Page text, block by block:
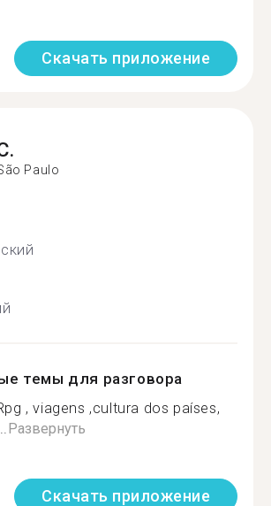
Скачать приложение
Paulo
темы для разговора
, viagens ,cultura dos países,
Развернуть
Скачать приложение